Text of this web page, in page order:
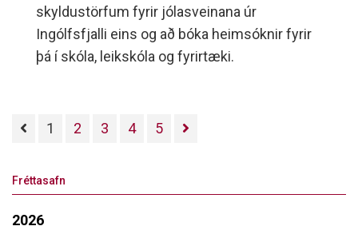
skyldustörfum fyrir jólasveinana úr
Ingólfsfjalli eins og að bóka heimsóknir fyrir
þá í skóla, leikskóla og fyrirtæki.
1 2 3 4 5
Fréttasafn
2026